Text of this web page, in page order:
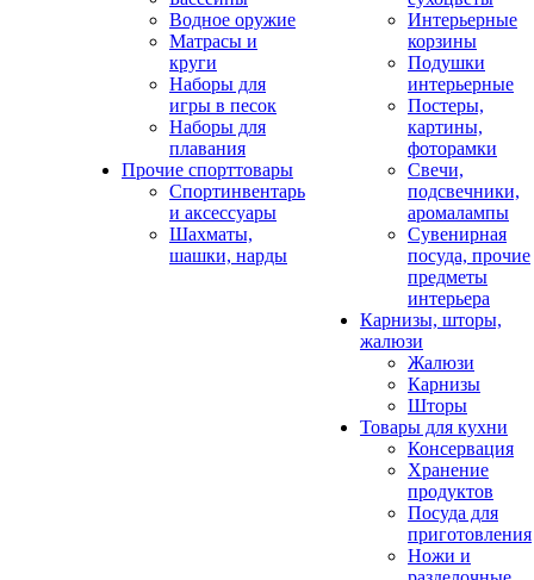
Водное оружие
Матрасы и
круги
Наборы для
игры в песок
Наборы для
плавания
Прочие спорттовары
Спортинвентарь
и аксессуары
Шахматы,
шашки, нарды
Интерьерные
корзины
Подушки
интерьерные
Постеры,
картины,
фоторамки
Свечи,
подсвечники,
аромалампы
Сувенирная
посуда, прочие
предметы
интерьера
Карнизы, шторы,
жалюзи
Жалюзи
Карнизы
Шторы
Товары для кухни
Консервация
Хранение
продуктов
Посуда для
приготовления
Ножи и